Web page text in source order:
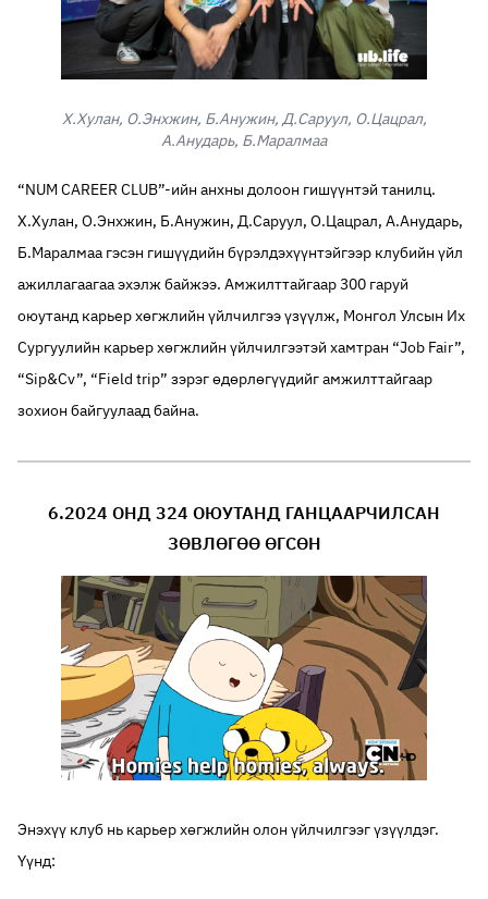
Х.Хулан, О.Энхжин, Б.Анужин, Д.Саруул, О.Цацрал,
А.Анударь, Б.Маралмаа
“NUM CAREER CLUB”-ийн анхны долоон гишүүнтэй танилц.
Х.Хулан, О.Энхжин, Б.Анужин, Д.Саруул, О.Цацрал, А.Анударь,
Б.Маралмаа гэсэн гишүүдийн бүрэлдэхүүнтэйгээр клубийн үйл
ажиллагаагаа эхэлж байжээ. Амжилттайгаар 300 гаруй
оюутанд карьер хөгжлийн үйлчилгээ үзүүлж, Монгол Улсын Их
Сургуулийн карьер хөгжлийн үйлчилгээтэй хамтран “Job Fair”,
“Sip&Cv”, “Field trip” зэрэг өдөрлөгүүдийг амжилттайгаар
зохион байгуулаад байна.
6.2024 ОНД 324 ОЮУТАНД ГАНЦААРЧИЛСАН
ЗӨВЛӨГӨӨ ӨГСӨН
Энэхүү клуб нь карьер хөгжлийн олон үйлчилгээг үзүүлдэг.
Үүнд: